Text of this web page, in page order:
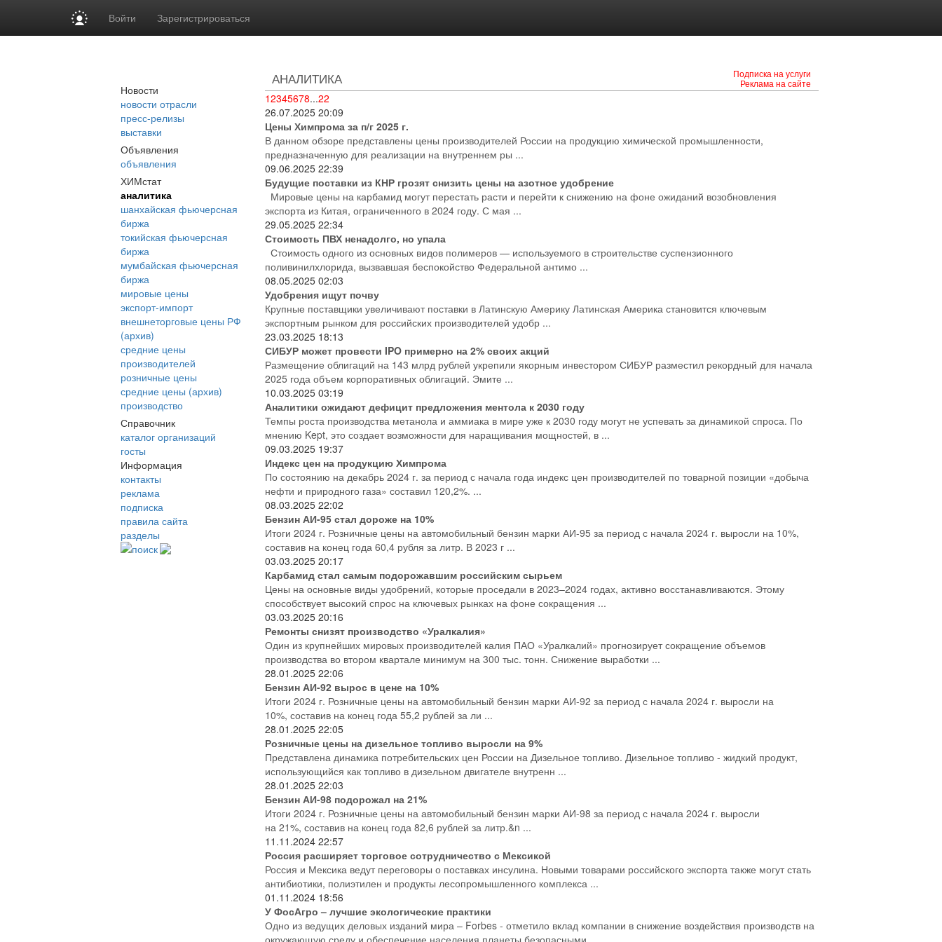
Войти Зарегистрироваться
Новости
новости отрасли
пресс-релизы
выставки
Объявления
объявления
ХИМстат
аналитика
шанхайская фьючерсная
биржа
токийская фьючерсная
биржа
мумбайская фьючерсная
биржа
мировые цены
экспорт-импорт
внешнеторговые цены РФ
(архив)
средние цены
производителей
розничные цены
средние цены (архив)
производство
Справочник
каталог организаций
госты
Информация
контакты
реклама
подписка
правила сайта
разделы
поиск
Подписка на услуги
Реклама на сайте
АНАЛИТИКА
12345678...22
26.07.2025 20:09
Цены Химпрома за п/г 2025 г.
В данном обзоре представлены цены производителей России на продукцию химической промышленности,
предназначенную для реализации на внутреннем ры ...
09.06.2025 22:39
Будущие поставки из КНР грозят снизить цены на азотное удобрение
Мировые цены на карбамид могут перестать расти и перейти к снижению на фоне ожиданий возобновления
экспорта из Китая, ограниченного в 2024 году. С мая ...
29.05.2025 22:34
Стоимость ПВХ ненадолго, но упала
Стоимость одного из основных видов полимеров — используемого в строительстве суспензионного
поливинилхлорида, вызвавшая беспокойство Федеральной антимо ...
08.05.2025 02:03
Удобрения ищут почву
Крупные поставщики увеличивают поставки в Латинскую Америку Латинская Америка становится ключевым
экспортным рынком для российских производителей удобр ...
23.03.2025 18:13
СИБУР может провести IPO примерно на 2% своих акций
Размещение облигаций на 143 млрд рублей укрепили якорным инвестором СИБУР разместил рекордный для начала
2025 года объем корпоративных облигаций. Эмите ...
10.03.2025 03:19
Аналитики ожидают дефицит предложения ментола к 2030 году
Темпы роста производства метанола и аммиака в мире уже к 2030 году могут не успевать за динамикой спроса. По
мнению Kept, это создает возможности для наращивания мощностей, в ...
09.03.2025 19:37
Индекс цен на продукцию Химпрома
По состоянию на декабрь 2024 г. за период с начала года индекс цен производителей по товарной позиции «добыча
нефти и природного газа» составил 120,2%. ...
08.03.2025 22:02
Бензин АИ-95 стал дороже на 10%
Итоги 2024 г. Розничные цены на автомобильный бензин марки АИ-95 за период с начала 2024 г. выросли на 10%,
составив на конец года 60,4 рубля за литр. В 2023 г ...
03.03.2025 20:17
Карбамид стал самым подорожавшим российским сырьем
Цены на основные виды удобрений, которые проседали в 2023–2024 годах, активно восстанавливаются. Этому
способствует высокий спрос на ключевых рынках на фоне сокращения ...
03.03.2025 20:16
Ремонты снизят производство «Уралкалия»
Один из крупнейших мировых производителей калия ПАО «Уралкалий» прогнозирует сокращение объемов
производства во втором квартале минимум на 300 тыс. тонн. Снижение выработки ...
28.01.2025 22:06
Бензин АИ-92 вырос в цене на 10%
Итоги 2024 г. Розничные цены на автомобильный бензин марки АИ-92 за период с начала 2024 г. выросли на
10%, составив на конец года 55,2 рублей за ли ...
28.01.2025 22:05
Розничные цены на дизельное топливо выросли на 9%
Представлена динамика потребительских цен России на Дизельное топливо. Дизельное топливо - жидкий продукт,
использующийся как топливо в дизельном двигателе внутренн ...
28.01.2025 22:03
Бензин АИ-98 подорожал на 21%
Итоги 2024 г. Розничные цены на автомобильный бензин марки АИ-98 за период с начала 2024 г. выросли
на 21%, составив на конец года 82,6 рублей за литр.&n ...
11.11.2024 22:57
Россия расширяет торговое сотрудничество с Мексикой
Россия и Мексика ведут переговоры о поставках инсулина. Новыми товарами российского экспорта также могут стать
антибиотики, полиэтилен и продукты лесопромышленного комплекса ...
01.11.2024 18:56
У ФосАгро – лучшие экологические практики
Одно из ведущих деловых изданий мира – Forbes - отметило вклад компании в снижение воздействия производств на
окружающую среду и обеспечение населения планеты безопасными ...